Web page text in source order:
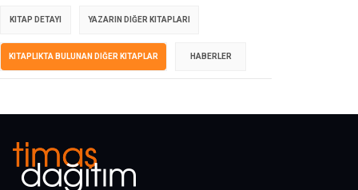
KITAP DETAYI YAZARIN DIĞER KITAPLARI
KITAPLIKTA BULUNAN DIĞER KITAPLAR HABERLER